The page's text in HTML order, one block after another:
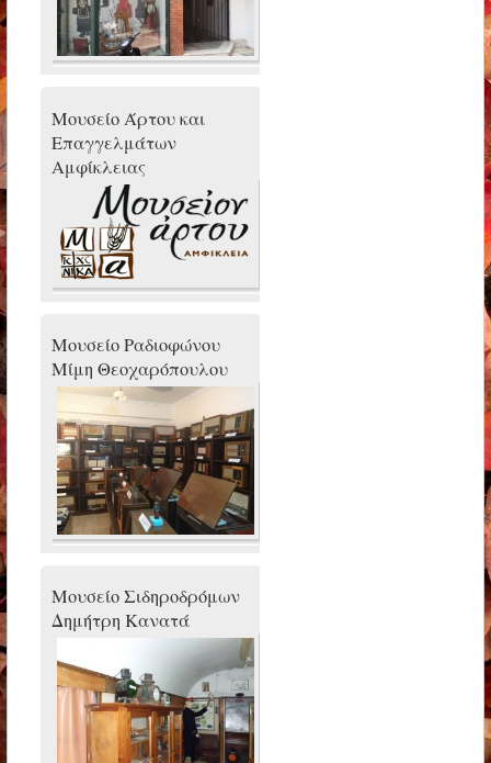
Μουσείο Άρτου και
Επαγγελμάτων
Αμφίκλειας
Μουσείο Ραδιοφώνου
Μίμη Θεοχαρόπουλου
Μουσείο Σιδηροδρόμων
Δημήτρη Κανατά